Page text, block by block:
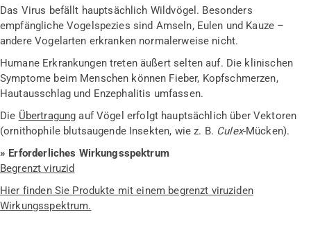
Das Virus befällt hauptsächlich Wildvögel. Besonders
empfängliche Vogelspezies sind Amseln, Eulen und Kauze –
andere Vogelarten erkranken normalerweise nicht.
Humane Erkrankungen treten äußert selten auf. Die klinischen
Symptome beim Menschen können Fieber, Kopfschmerzen,
Hautausschlag und Enzephalitis umfassen.
Die Übertragung auf Vögel erfolgt hauptsächlich über Vektoren
(ornithophile blutsaugende Insekten, wie z. B. Culex-Mücken).
» Erforderliches Wirkungsspektrum
Begrenzt viruzid
Hier finden Sie Produkte mit einem begrenzt viruziden
Wirkungsspektrum.